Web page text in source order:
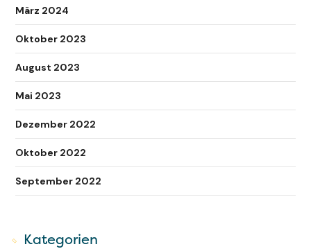
März 2024
Oktober 2023
August 2023
Mai 2023
Dezember 2022
Oktober 2022
September 2022
Kategorien